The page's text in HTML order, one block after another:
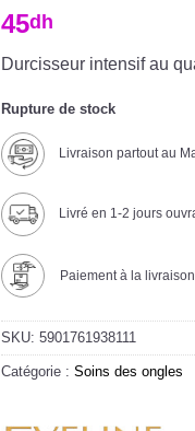
Noté5.00
sur 5 basé
5
notations
45dh
Durcisseur intensif au
Rupture de stock
Livraison partout au
Livré en 1-2 jours
Paiement à la
SKU: 5901761938111
Catégorie : Soins des ongles